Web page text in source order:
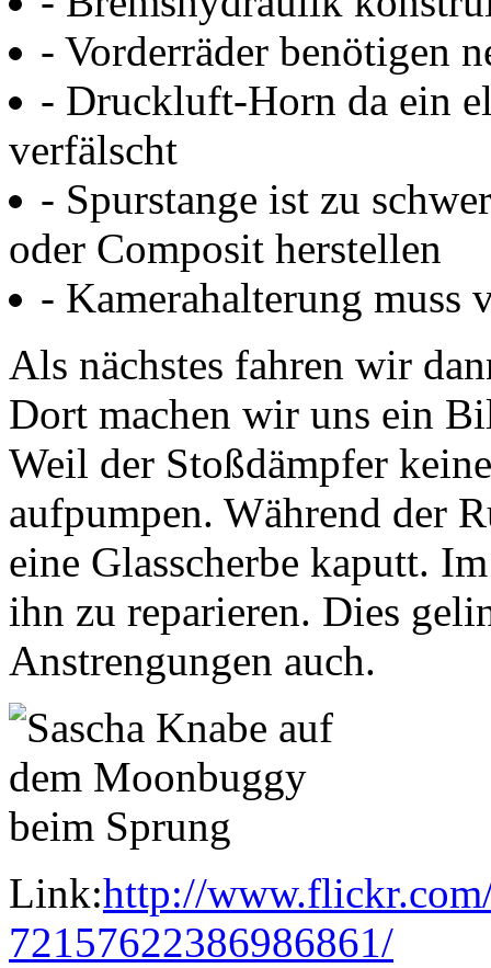
- Vorderräder benötigen
- Druckluft-Horn da ein
verfälscht
- Spurstange ist zu
oder Composit herstellen
- Kamerahalterung muss
Als nächstes fahren wir
Dort machen wir uns ein
Weil der Stoßdämpfer
aufpumpen. Während der
eine Glasscherbe kaputt.
ihn zu reparieren. Dies
Anstrengungen auch.
Link:http://
72157622386986861/